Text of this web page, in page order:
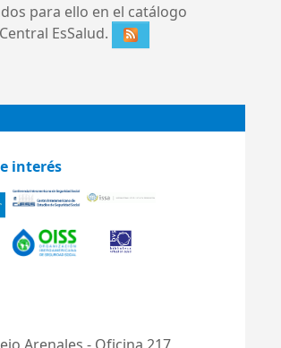
para ello en el catálogo
EsSalud.
interés